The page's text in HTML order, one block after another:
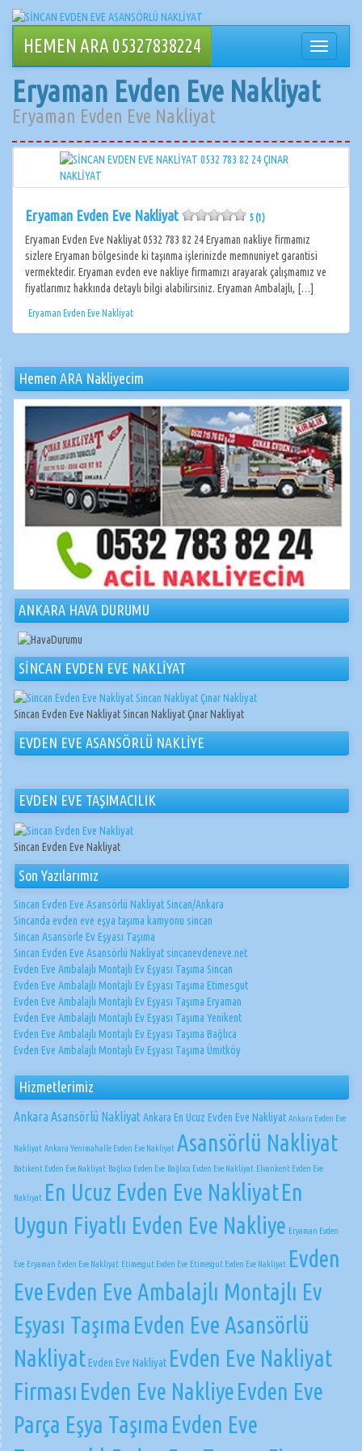
İçeriğe
geçin
HEMEN ARA 05327838224
değiştir
Eryaman Evden Eve Nakliyat
Eryaman Evden Eve Nakliyat
Eryaman Evden Eve Nakliyat 5 (1)
Eryaman Evden Eve Nakliyat 0532 783 82 24 Eryaman nakliye firmamız
sizlere Eryaman bölgesinde ki taşınma işlerinizde memnuniyet garantisi
vermektedir. Eryaman evden eve nakliye firmamızı arayarak çalışmamız ve
fiyatlarımız hakkında detaylı bilgi alabilirsiniz. Eryaman Ambalajlı, […]
Eryaman Evden Eve Nakliyat
Hemen ARA Nakliyecim
ANKARA HAVA DURUMU
SİNCAN EVDEN EVE NAKLİYAT
Sincan Evden Eve Nakliyat Sincan Nakliyat Çınar Nakliyat
EVDEN EVE ASANSÖRLÜ NAKLİYE
EVDEN EVE TAŞIMACILIK
Sincan Evden Eve Nakliyat
Son Yazılarımız
Sincan Evden Eve Asansörlü Nakliyat Sincan/Ankara
Sincanda evden eve eşya taşıma kamyonu sincan
Sincan Asansörle Ev Eşyası Taşıma
Sincan Evden Eve Asansörlü Nakliyat sincanevdeneve.net
Evden Eve Ambalajlı Montajlı Ev Eşyası Taşıma Sincan
Evden Eve Ambalajlı Montajlı Ev Eşyası Taşıma Etimesgut
Evden Eve Ambalajlı Montajlı Ev Eşyası Taşıma Eryaman
Evden Eve Ambalajlı Montajlı Ev Eşyası Taşıma Yenikent
Evden Eve Ambalajlı Montajlı Ev Eşyası Taşıma Bağlıca
Evden Eve Ambalajlı Montajlı Ev Eşyası Taşıma Ümitköy
Hizmetlerimiz
Ankara Asansörlü NakliyatAnkara En Ucuz Evden Eve Nakliyat Ankara Evden Eve
Nakliyat Ankara Yenimahalle Evden Eve Nakliyat Asansörlü Nakliyat
Batıkent Evden Eve Nakliyat Bağlıca Evden Eve Bağlıca Evden Eve Nakliyat Elvankent Evden Eve
Nakliyat En Ucuz Evden Eve NakliyatEn
Uygun Fiyatlı Evden Eve Nakliye Eryaman Evden
Eve Eryaman Evden Eve Nakliyat Etimesgut Evden Eve Etimesgut Evden Eve Nakliyat Evden
EveEvden Eve Ambalajlı Montajlı Ev
Eşyası Taşıma Evden Eve Asansörlü
NakliyatEvden Eve Nakliyat Evden Eve Nakliyat
Firması Evden Eve NakliyeEvden Eve
Parça Eşya Taşıma Evden Eve